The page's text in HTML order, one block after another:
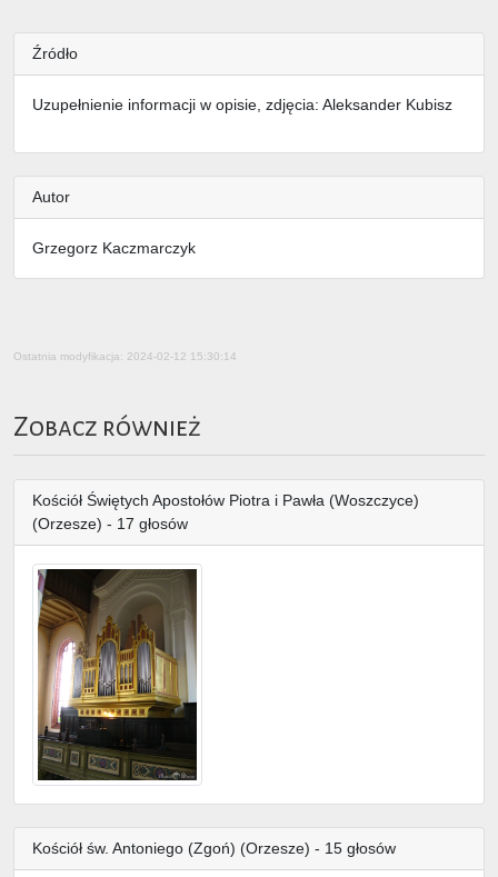
Źródło
Uzupełnienie informacji w opisie, zdjęcia: Aleksander Kubisz
Autor
Grzegorz Kaczmarczyk
Ostatnia modyfikacja: 2024-02-12 15:30:14
Zobacz również
Kościół Świętych Apostołów Piotra i Pawła (Woszczyce)
(Orzesze) - 17 głosów
Kościół św. Antoniego (Zgoń) (Orzesze) - 15 głosów